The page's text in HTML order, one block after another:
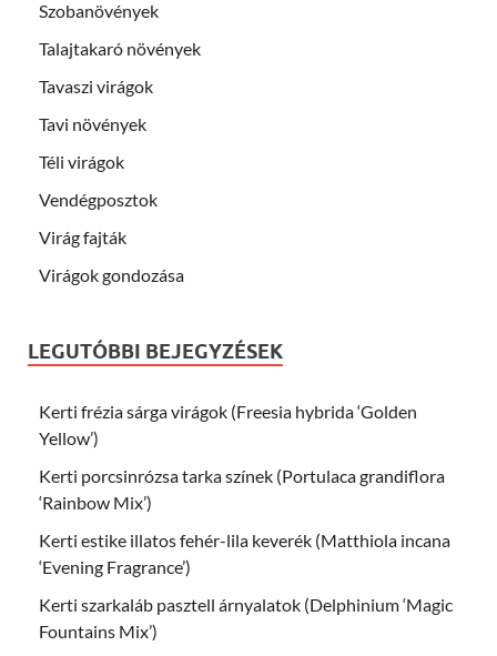
Szobanövények
Talajtakaró növények
Tavaszi virágok
Tavi növények
Téli virágok
Vendégposztok
Virág fajták
Virágok gondozása
LEGUTÓBBI BEJEGYZÉSEK
Kerti frézia sárga virágok (Freesia hybrida ‘Golden
Yellow’)
Kerti porcsinrózsa tarka színek (Portulaca grandiflora
‘Rainbow Mix’)
Kerti estike illatos fehér-lila keverék (Matthiola incana
‘Evening Fragrance’)
Kerti szarkaláb pasztell árnyalatok (Delphinium ‘Magic
Fountains Mix’)